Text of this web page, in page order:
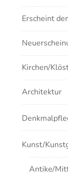
Erscheint
Kirchen/
Architektur
Kunst/
Antike/